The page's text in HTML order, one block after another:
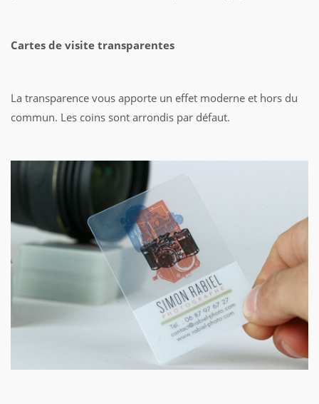
Cartes de visite transparentes
La transparence vous apporte un effet moderne et hors du
commun. Les coins sont arrondis par défaut.